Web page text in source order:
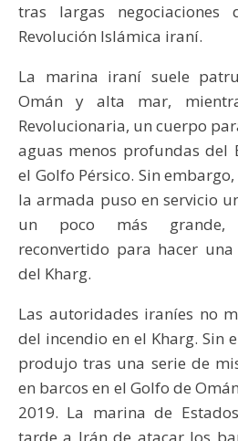
tras largas
Revolución Islámica iraní.
La marina iraní suele
Omán y alta mar,
Revolucionaria, un cuerpo
aguas menos profundas del
el Golfo Pérsico. Sin
la armada puso en servicio
un poco más grande,
reconvertido para hacer
del Kharg.
Las autoridades iraníes no
del incendio en el Kharg. Sin
produjo tras una serie de
en barcos en el Golfo de
2019. La marina de